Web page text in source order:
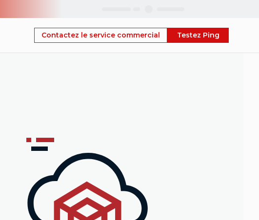
Contactez le service commercial Testez Ping